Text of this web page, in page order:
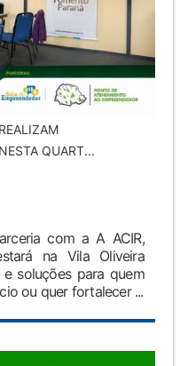
QUART...
com a A ACIR,
na Vila Oliveira
soluções para quem
ou quer fortalecer ...